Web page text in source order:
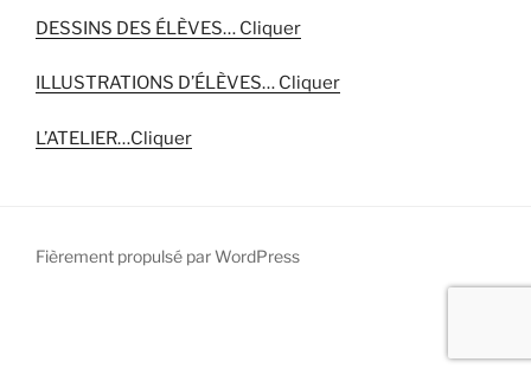
DESSINS DES ÉLÈVES… Cliquer
ILLUSTRATIONS D’ÉLÈVES… Cliquer
L’ATELIER…Cliquer
Fièrement propulsé par WordPress